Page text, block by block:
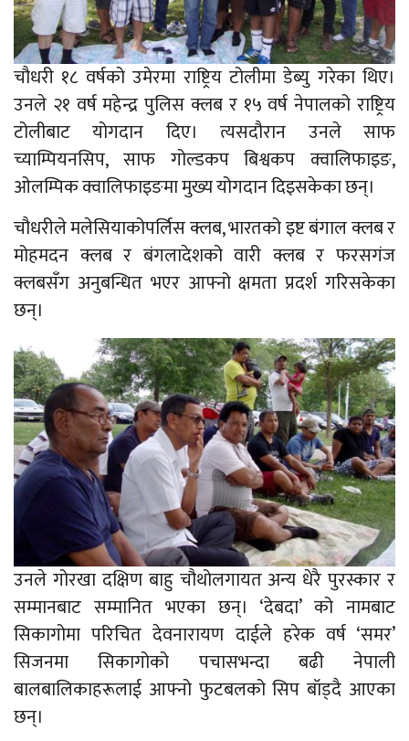
चौधरी १८ वर्षको उमेरमा राष्ट्रिय टोलीमा डेब्यु गरेका थिए।
उनले २१ वर्ष महेन्द्र पुलिस क्लब र १५ वर्ष नेपालको राष्ट्रिय
टोलीबाट योगदान दिए। त्यसदौरान उनले साफ
च्याम्पियनसिप, साफ गोल्डकप बिश्वकप क्वालिफाइङ,
ओलम्पिक क्वालिफाइङमा मुख्य योगदान दिइसकेका छन्।
चौधरीले मलेसियाकोपर्लिस क्लब, भारतको इष्ट बंगाल क्लब र
मोहमदन क्लब र बंगलादेशको वारी क्लब र फरसगंज
क्लबसँग अनुबन्धित भएर आफ्नो क्षमता प्रदर्श गरिसकेका
छन्।
उनले गोरखा दक्षिण बाहु चौथोलगायत अन्य धेरै पुरस्कार र
सम्मानबाट सम्मानित भएका छन्। ‘देबदा’ को नामबाट
सिकागोमा परिचित देवनारायण दाईले हरेक वर्ष ‘समर’
सिजनमा सिकागोको पचासभन्दा बढी नेपाली
बालबालिकाहरूलाई आफ्नो फुटबलको सिप बॉड्दै आएका
छन्।